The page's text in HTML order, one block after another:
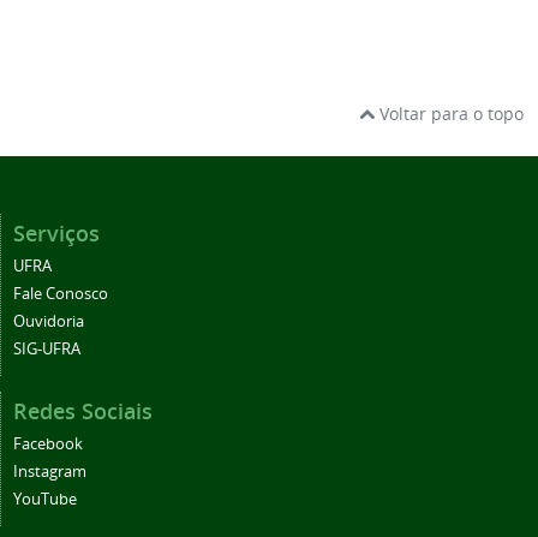
Voltar para o topo
Serviços
UFRA
Fale Conosco
Ouvidoria
SIG-UFRA
Redes Sociais
Facebook
Instagram
YouTube